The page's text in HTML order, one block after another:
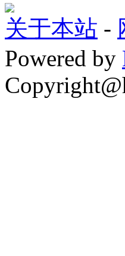
关于本站 -
Powered by